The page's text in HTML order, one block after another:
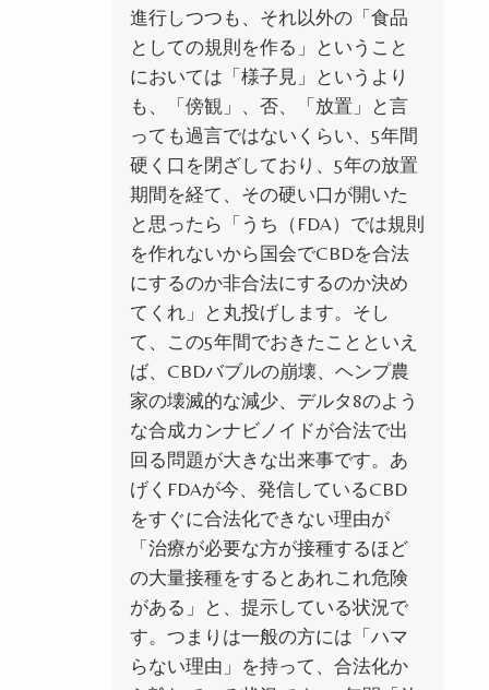
進行しつつも、それ以外の「食品
としての規則を作る」ということ
においては「様子見」というより
も、「傍観」、否、「放置」と言
っても過言ではないくらい、5年間
硬く口を閉ざしており、5年の放置
期間を経て、その硬い口が開いた
と思ったら「うち（FDA）では規則
を作れないから国会でCBDを合法
にするのか非合法にするのか決め
てくれ」と丸投げします。そし
て、この5年間でおきたことといえ
ば、CBDバブルの崩壊、ヘンプ農
家の壊滅的な減少、デルタ8のよう
な合成カンナビノイドが合法で出
回る問題が大きな出来事です。あ
げくFDAが今、発信しているCBD
をすぐに合法化できない理由が
「治療が必要な方が接種するほど
の大量接種をするとあれこれ危険
がある」と、提示している状況で
す。つまりは一般の方には「ハマ
らない理由」を持って、合法化か